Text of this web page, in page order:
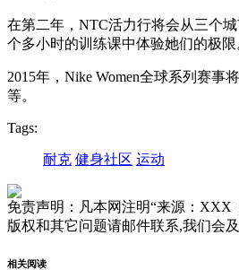
在第二年，NTC活力行将会从三个
个多小时的训练课中体验她们的极
2015年，Nike Women全球系列赛
等。
Tags:
耐克 健身社区 运动
免责声明：凡本网注明“来源：XXX
版权和其它问题请邮件联系,我们会
相关阅读